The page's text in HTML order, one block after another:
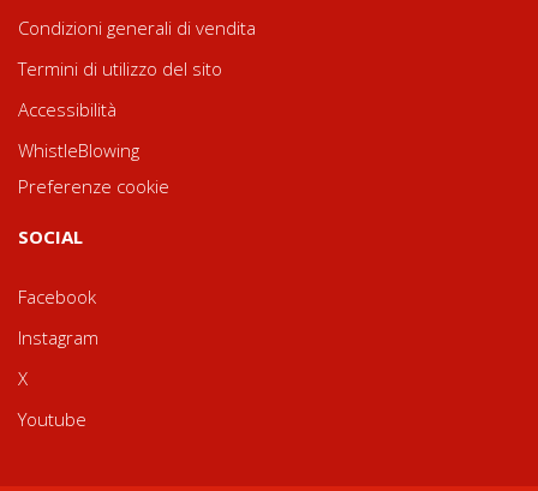
Condizioni generali di vendita
Termini di utilizzo del sito
Accessibilità
WhistleBlowing
Preferenze cookie
SOCIAL
Facebook
Instagram
X
Youtube